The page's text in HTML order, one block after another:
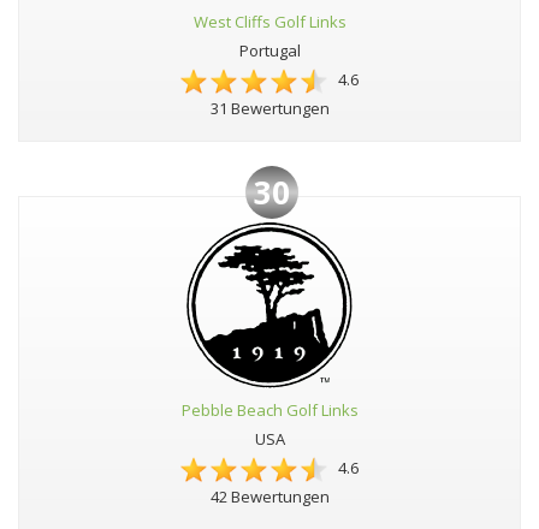
West Cliffs Golf Links
Portugal
4.6
31 Bewertungen
30
Pebble Beach Golf Links
USA
4.6
42 Bewertungen